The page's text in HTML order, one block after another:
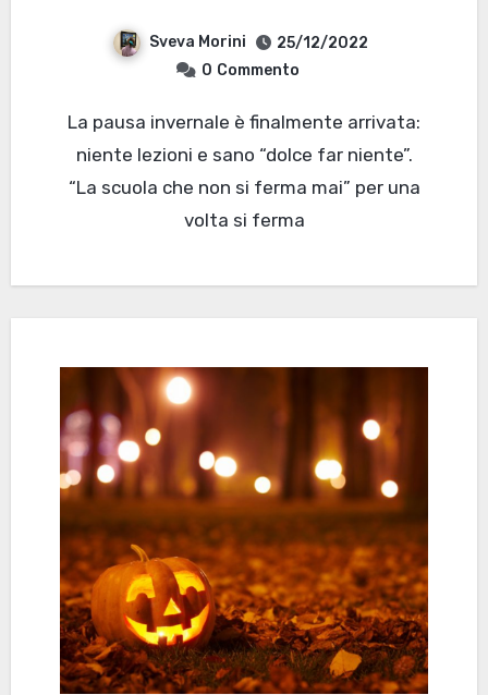
Sveva Morini
25/12/2022
0 Commento
La pausa invernale è finalmente arrivata:
niente lezioni e sano “dolce far niente”.
“La scuola che non si ferma mai” per una
volta si ferma